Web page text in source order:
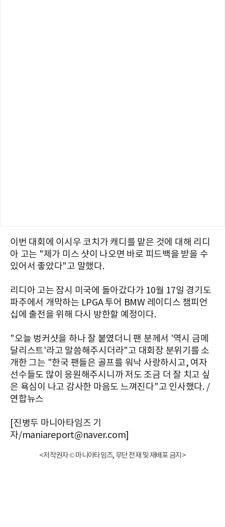
이번 대회에 이시우 코치가 캐디를 맡은 것에 대해 리디
아 고는 "제가 미스 샷이 나오면 바로 피드백을 받을 수
있어서 좋았다"고 말했다.
리디아 고는 잠시 미국에 돌아갔다가 10월 17일 경기도
파주에서 개막하는 LPGA 투어 BMW 레이디스 챔피언
십에 출전을 위해 다시 방한할 예정이다.
"오늘 벙커샷을 하나 잘 붙였더니 팬 분께서 '역시 금메
달리스트'라고 말씀해주시더라"고 대회장 분위기를 소
개한 그는 "한국 팬들은 골프를 워낙 사랑하시고, 여자
선수들도 많이 응원해주시니까 저도 조금 더 잘 치고 싶
은 욕심이 나고 감사한 마음도 느껴진다"고 인사했다. /
연합뉴스
[진병두 마니아타임즈 기
자/maniareport@naver.com]
<저작권자 © 마니아타임즈, 무단 전재 및 재배포 금지>